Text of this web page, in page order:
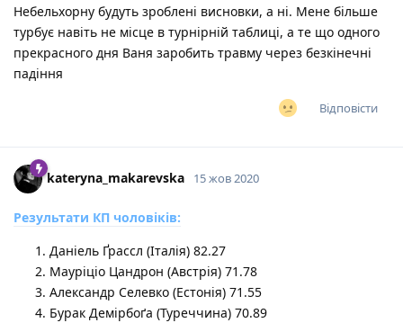
Небельхорну будуть зроблені висновки, а ні. Мене більше
турбує навіть не місце в турнірній таблиці, а те що одного
прекрасного дня Ваня заробить травму через безкінечні
падіння
Відповісти
kateryna_makarevska 15 жов 2020
Результати КП чоловіків:
Даніель Ґрассл (Італія) 82.27
Мауріціо Цандрон (Австрія) 71.78
Александр Селевко (Естонія) 71.55
Бурак Демірбоґа (Туреччина) 70.89